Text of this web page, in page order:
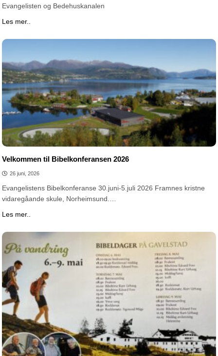
Evangelisten og Bedehuskanalen
Les mer..
Velkommen til Bibelkonferansen 2026
26 juni, 2026
Evangelistens Bibelkonferanse 30.juni-5.juli 2026 Framnes kristne
vidaregåande skule, Norheimsund.…
Les mer..